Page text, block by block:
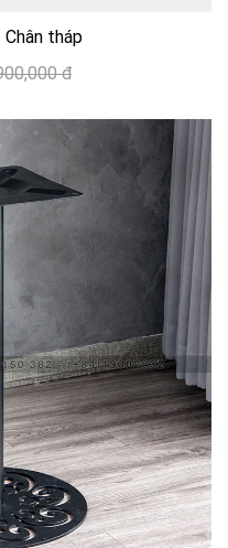
Chân tháp
đ